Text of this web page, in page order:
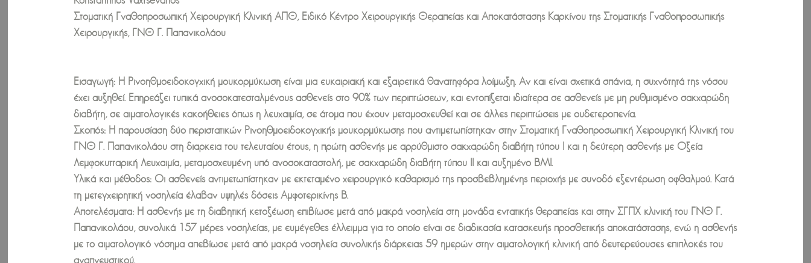
Στοματική Γναθοπροσωπική Χειρουργική Κλινική ΑΠΘ, Ειδικό Κέντρο Χειρουργικής Θεραπείας και Αποκατάστασης Καρκίνου της Στοματικής Γναθοπροσωπικής
Χειρουργικής, ΓΝΘ Γ. Παπανικολάου
Εισαγωγή: Η Ρινοηθμοειδοκογχική μουκoρμύκωση είναι μια ευκαιριακή και εξαιρετικά θανατηφόρα λοίμωξη. Αν και είναι σχετικά σπάνια, η συχνότητά της νόσου
έχει αυξηθεί. Επηρεάζει τυπικά ανοσοκατεσταλμένους ασθενείς στο 90% των περιπτώσεων, και εντοπίζεται ιδιαίτερα σε ασθενείς με μη ρυθμισμένο σακχαρώδη
διαβήτη, σε αιματολογικές κακοήθειες όπως η λευχαιμία, σε άτομα που έχουν μεταμοσχευθεί και σε άλλες περιπτώσεις με ουδετεροπενία.
Σκοπός: Η παρουσίαση δύο περιστατικών Ρινοηθμοειδοκογχικής μουκορμύκωσης που αντιμετωπίστηκαν στην Στοματική Γναθοπροσωπική Χειρουργική Κλινική του
ΓΝΘ Γ. Παπανικολάου στη διαρκεια του τελευταίου έτους, η πρώτη ασθενής με αρρύθμιστο σακχαρώδη διαβήτη τύπου Ι και η δεύτερη ασθενής με Οξεία
Λεμφοκυτταρική Λευχαιμία, μεταμοσχευμένη υπό ανοσοκαταστολή, με σακχαρώδη διαβήτη τύπου ΙΙ και αυξημένο ΒΜΙ.
Υλικά και μέθοδος: Οι ασθενείς αντιμετωπίστηκαν με εκτεταμένο χειρουργικό καθαρισμό της προσβεβλημένης περιοχής με συνοδό εξεντέρωση οφθαλμού. Κατά
τη μετεγχειρητική νοσηλεία έλαβαν υψηλές δόσεις Αμφοτερικίνης Β.
Αποτελέσματα: Η ασθενής με τη διαβητική κετοξέωση επιβίωσε μετά από μακρά νοσηλεία στη μονάδα εντατικής θεραπείας και στην ΣΓΠΧ κλινική του ΓΝΘ Γ.
Παπανικολάου, συνολικά 157 μέρες νοσηλείας, με ευμέγεθες έλλειμμα για το οποίο είναι σε διαδικασία κατασκευής προσθετικής αποκατάστασης, ενώ η ασθενής
με το αιματολογικό νόσημα απεβίωσε μετά από μακρά νοσηλεία συνολικής διάρκειας 59 ημερών στην αιματολογική κλινική από δευτερεύουσες επιπλοκές του
αναπνευστικού.